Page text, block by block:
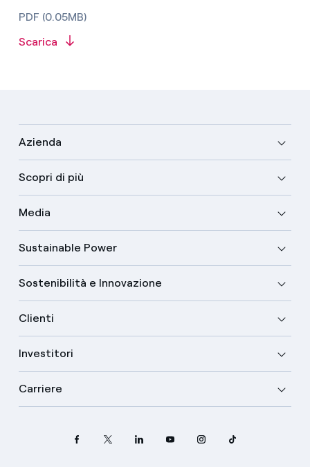
PDF (0.05MB)
Scarica
Azienda
Scopri di più
Media
Sustainable Power
Sostenibilità e Innovazione
Clienti
Investitori
Carriere